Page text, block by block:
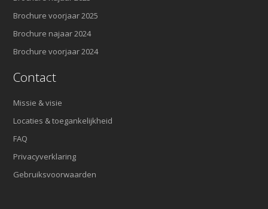
Brochure voorjaar 2025
Brochure najaar 2024
Brochure voorjaar 2024
Contact
Missie & visie
Locaties & toegankelijkheid
FAQ
Privacyverklaring
Gebruiksvoorwaarden